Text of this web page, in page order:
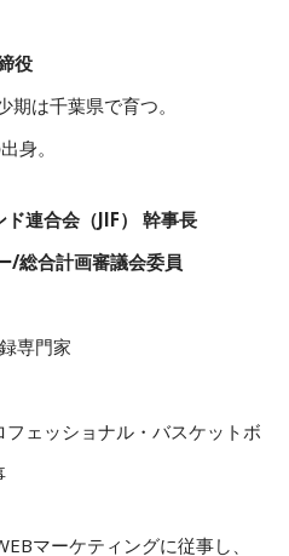
役
は千葉県で育つ。
身。
連合会（JIF） 幹事長
/総合計画審議会委員
専門家
ェッショナル・バスケットボ
マーケティングに従事し、